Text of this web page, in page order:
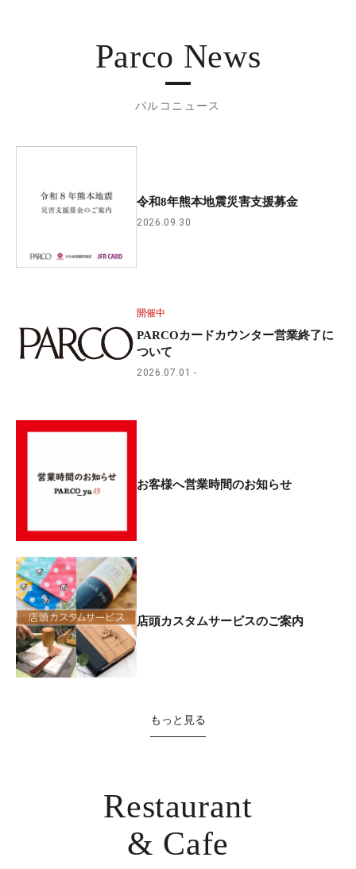
Parco News
パルコニュース
令和8年熊本地震災害支援募金
2026.09.30
開催中
PARCOカードカウンター営業終了に
ついて
2026.07.01
お客様へ営業時間のお知らせ
店頭カスタムサービスのご案内
もっと見る
Restaurant
& Cafe